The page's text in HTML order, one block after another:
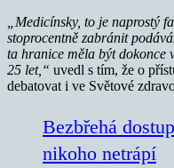
„Medicínsky, to je naprostý
stoprocentně zabránit
ta hranice měla být dokonce
25 let,“ uvedl s tím, že o
debatovat i ve Světové
Bezbřehá
nikoho netrápí